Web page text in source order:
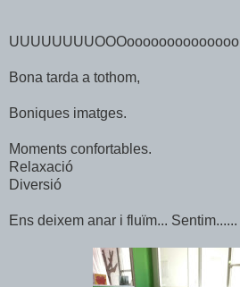
UUUUUUUUOOOoooooooooooooo
Bona tarda a tothom,
Boniques imatges.
Moments confortables.
Relaxació
Diversió
Ens deixem anar i fluïm... Sentim......